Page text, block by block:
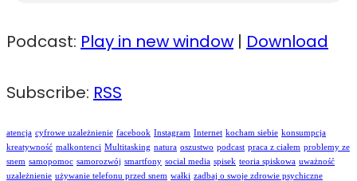
Podcast: Play in new window | Download
Subscribe: RSS
atencja cyfrowe uzależnienie facebook Instagram Internet kocham siebie konsumpcja
kreatywność malkontenci Multitasking natura oszustwo podcast praca z ciałem problemy ze
snem samopomoc samorozwój smartfony social media spisek teoria spiskowa uważność
uzależnienie używanie telefonu przed snem wałki zadbaj o swoje zdrowie psychiczne